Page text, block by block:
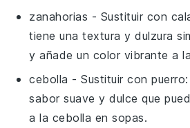
zanahorias - Sustituir con
tiene una textura y dulzura
y añade un color vibrante a
cebolla - Sustituir conpuerro
sabor suave y dulce que
a la cebolla en sopas.